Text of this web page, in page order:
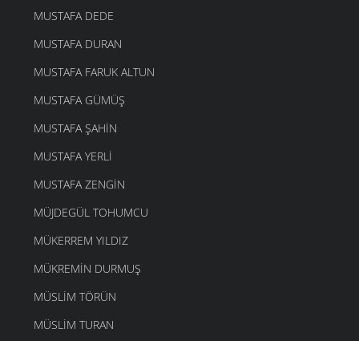
MUSTAFA DEDE
MUSTAFA DURAN
MUSTAFA FARUK ALTUN
MUSTAFA GÜMÜŞ
MUSTAFA ŞAHIN
MUSTAFA YERLI
MUSTAFA ZENGIN
MÜJDEGÜL TOHUMCU
MÜKERREM YILDIZ
MÜKREMIN DURMUŞ
MÜSLIM TÖRÜN
MÜSLIM TURAN